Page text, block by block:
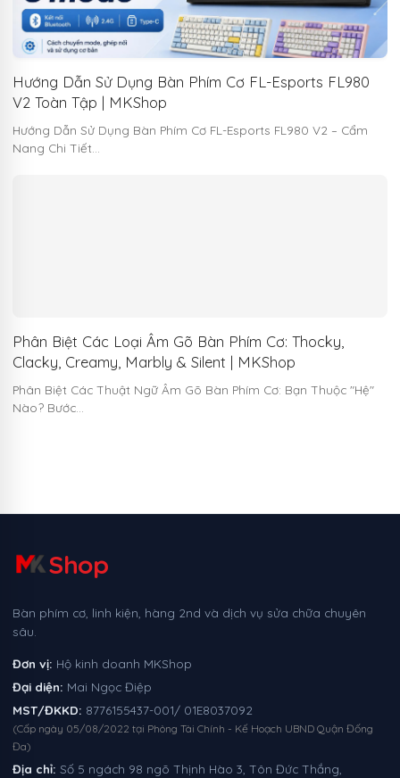
Hướng Dẫn Sử Dụng Bàn Phím Cơ FL-Esports FL980
V2 Toàn Tập | MKShop
Hướng Dẫn Sử Dụng Bàn Phím Cơ FL-Esports FL980 V2 – Cẩm
Nang Chi Tiết…
Phân Biệt Các Loại Âm Gõ Bàn Phím Cơ: Thocky,
Clacky, Creamy, Marbly & Silent | MKShop
Phân Biệt Các Thuật Ngữ Âm Gõ Bàn Phím Cơ: Bạn Thuộc "Hệ"
Nào? Bước…
Shop
Bàn phím cơ, linh kiện, hàng 2nd và dịch vụ sửa chữa chuyên
sâu.
Đơn vị: Hộ kinh doanh MKShop
Đại diện: Mai Ngọc Điệp
MST/ĐKKD: 8776155437-001/ 01E8037092
(Cấp ngày 05/08/2022 tại Phòng Tài Chính - Kế Hoạch UBND Quận Đống
Đa)
Địa chỉ: Số 5 ngách 98 ngõ Thịnh Hào 3, Tôn Đức Thắng,